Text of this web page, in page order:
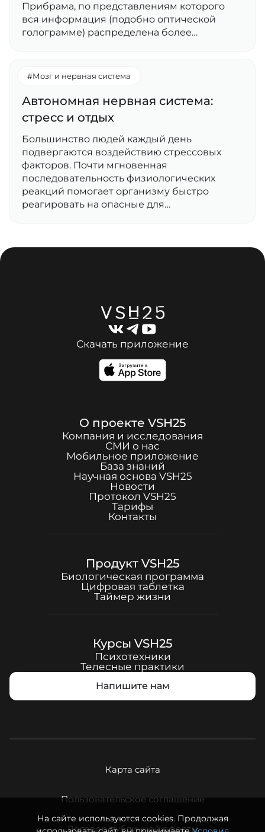
Прибрама, по представлениям которого
вся информация (подобно оптической
голограмме) распределена более…
#Мозг и нервная система
Автономная нервная система:
стресс и отдых
Большинство людей каждый день
подвергаются воздействию стрессовых
факторов. Почти мгновенная
последовательность физиологических
реакций помогает организму быстро
реагировать на опасные для…
Скачать приложение
О проекте VSH25
Компания и исследования
СМИ о нас
Мобильное приложение
База знаний
Научная основа VSH25
Новости
Протокол VSH25
Тарифы
Контакты
Продукт VSH25
Биологическая программа
Цифровая таблетка
Таймер жизни
Курсы VSH25
Психотехники
Телесные практики
Напишите нам
Карта сайта
Пользовательское соглашение
Договор публичной оферты
На сайте используются cookies. Продолжая